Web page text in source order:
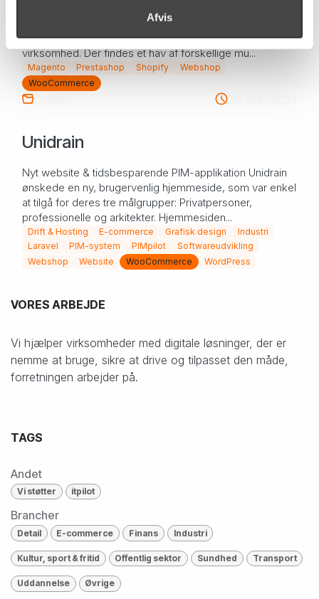
Afvis
Det kan være svært at finde ud af, hvilken webshop
løsning, der er den bedste til lige præcis jeres
virksomhed. Der findes et hav af forskellige mu...
Magento Prestashop Shopify
Webshop
WooCommerce
Cases 23. feb. 2023
Unidrain
Nyt website & tidsbesparende PIM-applikation Unidrain
ønskede en ny, brugervenlig hjemmeside, som var enkel
at tilgå for deres tre målgrupper: Privatpersoner,
professionelle og arkitekter. Hjemmesiden...
Drift & Hosting E-commerce Grafisk design
Industri
Laravel
PIM-system PIMpilot
Softwareudvikling
Webshop
Website WooCommerce WordPress
VORES ARBEJDE
Vi hjælper virksomheder med digitale løsninger, der er
nemme at bruge, sikre at drive og tilpasset den måde,
forretningen arbejder på.
TAGS
Andet
Vi støtter itpilot
Brancher
Detail E-commerce Finans Industri
Kultur, sport & fritid Offentlig sektor Sundhed Transport
Uddannelse Øvrige